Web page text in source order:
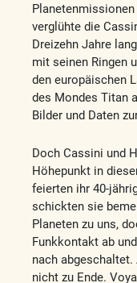
verglühte die
Dreizehn Jahre
mit seinen Ringen
den europäischen
des Mondes Titan
Bilder und Daten
Doch Cassini und
Höhepunkt in
feierten ihr 40-
schickten sie
Planeten zu uns,
Funkkontakt ab
nach
nicht zu Ende.